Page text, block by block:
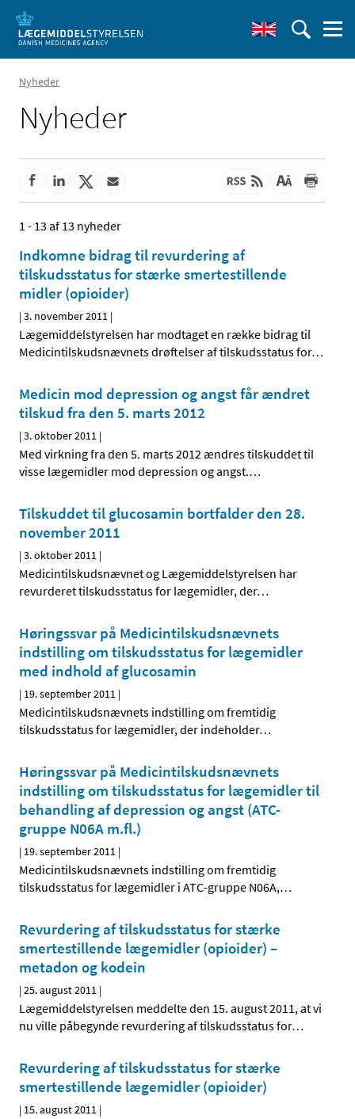
Nyheder
Nyheder
1 - 13 af 13 nyheder
Indkomne bidrag til revurdering af
tilskudsstatus for stærke smertestillende
midler (opioider)
|3. november 2011 |
Lægemiddelstyrelsen har modtaget en række bidrag til
Medicintilskudsnævnets drøftelser af tilskudsstatus for…
Medicin mod depression og angst får ændret
tilskud fra den 5. marts 2012
|3. oktober 2011 |
Med virkning fra den 5. marts 2012 ændres tilskuddet til
visse lægemidler mod depression og angst.…
Tilskuddet til glucosamin bortfalder den 28.
november 2011
|3. oktober 2011 |
Medicintilskudsnævnet og Lægemiddelstyrelsen har
revurderet tilskudsstatus for lægemidler, der…
Høringssvar på Medicintilskudsnævnets
indstilling om tilskudsstatus for lægemidler
med indhold af glucosamin
| 19. september 2011 |
Medicintilskudsnævnets indstilling om fremtidig
tilskudsstatus for lægemidler, der indeholder…
Høringssvar på Medicintilskudsnævnets
indstilling om tilskudsstatus for lægemidler til
behandling af depression og angst (ATC-
gruppe N06A m.fl.)
| 19. september 2011 |
Medicintilskudsnævnets indstilling om fremtidig
tilskudsstatus for lægemidler i ATC-gruppe N06A,…
Revurdering af tilskudsstatus for stærke
smertestillende lægemidler (opioider) –
metadon og kodein
|25. august 2011 |
Lægemiddelstyrelsen meddelte den 15. august 2011, at vi
nu ville påbegynde revurdering af tilskudsstatus for…
Revurdering af tilskudsstatus for stærke
smertestillende lægemidler (opioider)
| 15. august 2011 |